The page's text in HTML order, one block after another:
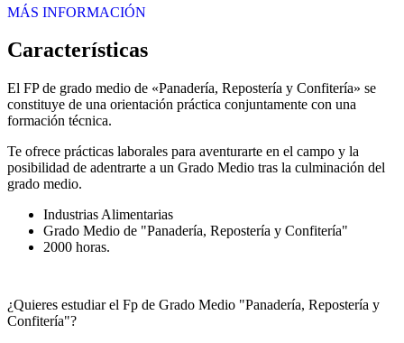
MÁS INFORMACIÓN
Características
El FP de grado medio de «Panadería, Repostería y Confitería» se
constituye de una orientación práctica conjuntamente con una
formación técnica.
Te ofrece prácticas laborales para aventurarte en el campo y la
posibilidad de adentrarte a un Grado Medio tras la culminación del
grado medio.
Industrias Alimentarias
Grado Medio de "Panadería, Repostería y Confitería"
2000 horas.
¿Quieres estudiar el Fp de Grado Medio "Panadería, Repostería y
Confitería"?